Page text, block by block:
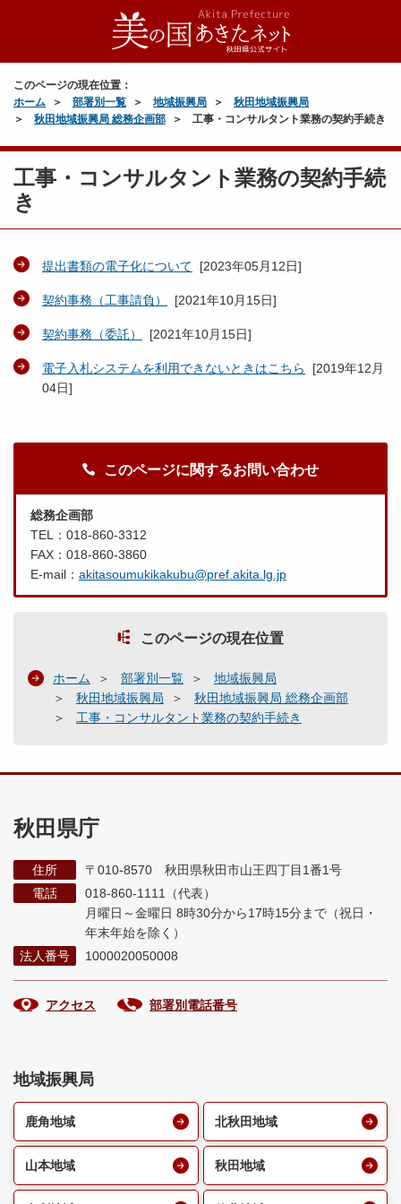
このページの現在位置：
ホーム
部署別一覧 地域振興局
秋田地域振興局
秋田地域振興局 総務企画部
工事・コンサルタント業務の契約手続き
工事・コンサルタント業務の契約手続
き
提出書類の電子化について [2023年05月12日]
契約事務（工事請負） [2021年10月15日]
契約事務（委託） [2021年10月15日]
電子入札システムを利用できないときはこちら [2019年12月
04日]
このページに関するお問い合わせ
総務企画部
TEL：018-860-3312
FAX：018-860-3860
E-mail： akitasoumukikakubu@pref.akita.lg.jp
このページの現在位置
ホーム 部署別一覧
地域振興局
秋田地域振興局
秋田地域振興局 総務企画部
工事・コンサルタント業務の契約手続き
秋田県庁
住所
〒010-8570 秋田県秋田市山王四丁目1番1号
電話
018-860-1111（代表）
月曜日～金曜日 8時30分から17時15分まで （祝日・
年末年始を除く）
法人番号
1000020050008
アクセス 部署別電話番号
地域振興局
鹿角地域 北秋田地域
山本地域 秋田地域